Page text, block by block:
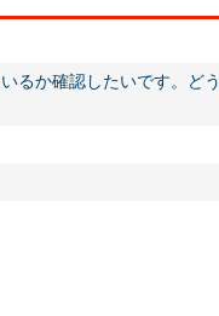
るか確認したいです。ど